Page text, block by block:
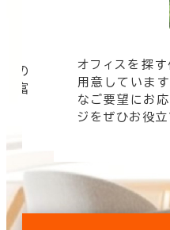
の
豊富
オフィスを探
用意していま
なご要望にお
ジをぜひお役立